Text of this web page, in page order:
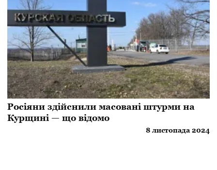
Росіяни здійснили масовані штурми на
Курщині — що відомо
8 листопада 2024